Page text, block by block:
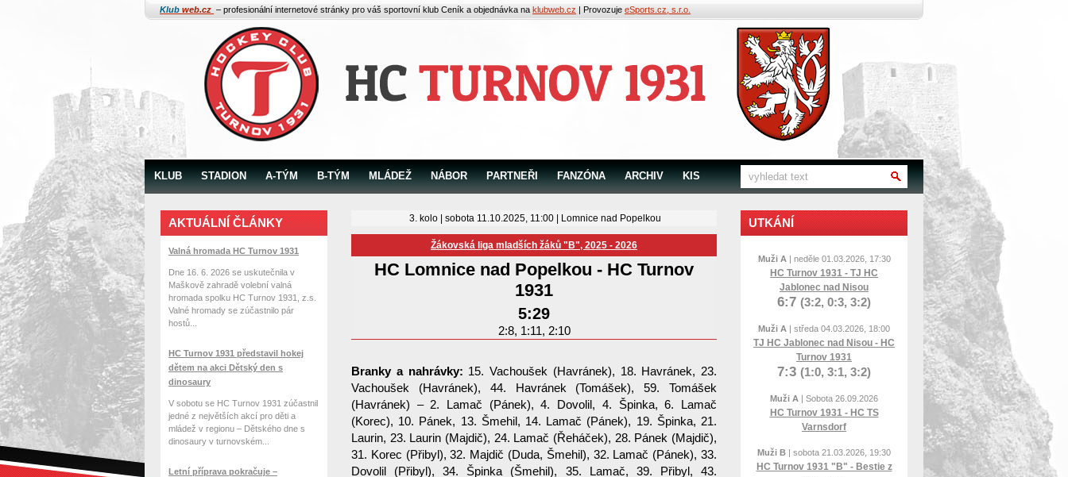
Klub web.cz – profesionální internetové stránky pro váš sportovní klub Ceník a objednávka na klubweb.cz | Provozuje eSports.cz, s.r.o.
KLUB STADION A-TÝM B-TÝM MLÁDEŽ NÁBOR PARTNEŘI FANZÓNA ARCHIV KIS
3. kolo | sobota 11.10.2025, 11:00 | Lomnice nad Popelkou
Žákovská liga mladších žáků "B", 2025 - 2026
HC Lomnice nad Popelkou - HC Turnov
1931
5:29
2:8, 1:11, 2:10
Branky a nahrávky: 15. Vachoušek (Havránek), 18. Havránek, 23.
Vachoušek (Havránek), 44. Havránek (Tomášek), 59. Tomášek
(Havránek) – 2. Lamač (Pánek), 4. Dovolil, 4. Špinka, 6. Lamač
(Korec), 10. Pánek, 13. Šmehil, 14. Lamač (Pánek), 19. Špinka, 21.
Laurin, 23. Laurin (Majdič), 24. Lamač (Řeháček), 28. Pánek (Majdič),
31. Korec (Přibyl), 32. Majdič (Duda, Šmehil), 32. Lamač (Pánek), 33.
Dovolil (Přibyl), 34. Špinka (Šmehil), 35. Lamač, 39. Přibyl, 43.
AKTUÁLNÍ ČLÁNKY
Valná hromada HC Turnov 1931
Dne 16. 6. 2026 se uskutečnila v
Maškově zahradě volební valná
hromada spolku HC Turnov 1931, z.s.
Valné hromady se zúčastnilo pár
hostů...
HC Turnov 1931 představil hokej
dětem na akci Dětský den s
dinosaury
V sobotu se HC Turnov 1931 zúčastnil
jedné z největších akcí pro děti a
mládež v regionu – Dětského dne s
dinosaury v turnovském...
Letní příprava pokračuje –
UTKÁNÍ
Muži A | neděle 01.03.2026, 17:30
HC Turnov 1931 - TJ HC
Jablonec nad Nisou
6:7 (3:2, 0:3, 3:2)
Muži A | středa 04.03.2026, 18:00
TJ HC Jablonec nad Nisou - HC
Turnov 1931
7:3 (1:0, 3:1, 3:2)
Muži A | Sobota 26.09.2026
HC Turnov 1931 - HC TS
Varnsdorf
Muži B | sobota 21.03.2026, 19:30
HC Turnov 1931 "B" - Bestie z